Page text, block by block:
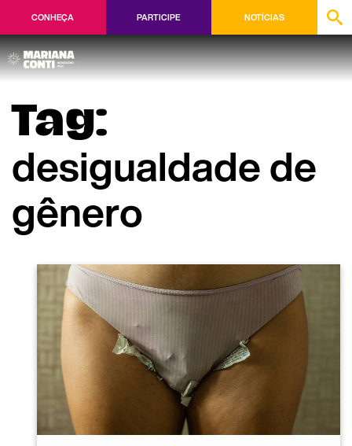
CONHEÇA PARTICIPE NOTÍCIAS
Tag:
desigualdade de
gênero